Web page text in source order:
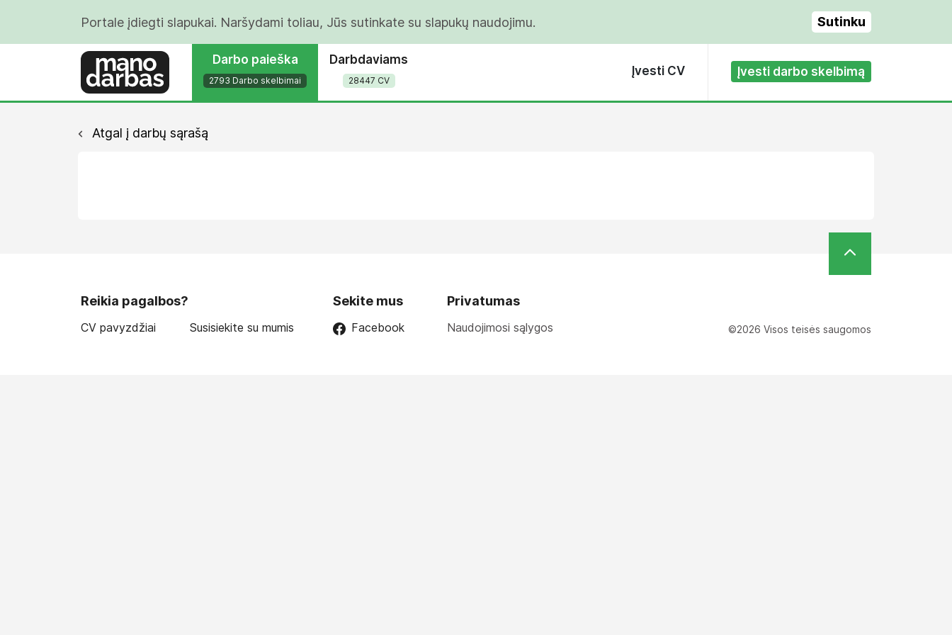
Portale įdiegti slapukai. Naršydami toliau, Jūs sutinkate su slapukų naudojimu. Sutinku
Darbo paieška
2793 Darbo skelbimai
Darbdaviams
28447 CV
Įvesti CV Įvesti darbo skelbimą
Atgal į darbų sąrašą
Reikia pagalbos?
CV pavyzdžiai Susisiekite su mumis
Sekite mus
Facebook
Privatumas
Naudojimosi sąlygos ©2026 Visos teisės saugomos